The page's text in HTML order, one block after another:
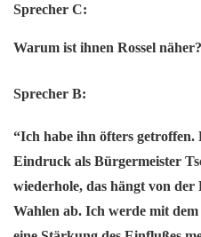
Sprecher C:
Warum ist ihnen Rossel näher?
Sprecher B:
“Ich habe ihn öfters getroffen.
Eindruck als Bürgermeister
wiederhole, das hängt von
Wahlen ab. Ich werde mit